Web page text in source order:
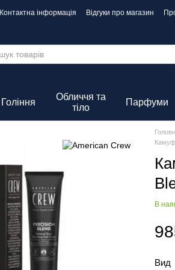
Контактна інформація Відгуки про магазин
Гоління
Обличчя та
тіло
Парфуми
В
Вид